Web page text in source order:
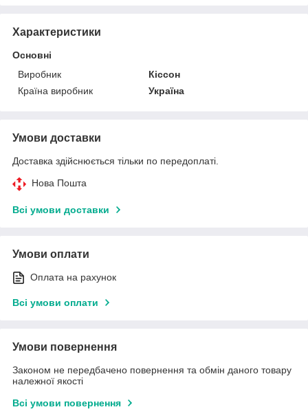
Характеристики
Основні
Виробник
Кіссон
Країна виробник
Україна
Умови доставки
Доставка здійснюється тільки по передоплаті.
Нова Пошта
Всі умови доставки
Умови оплати
Оплата на рахунок
Всі умови оплати
Умови повернення
Законом не передбачено повернення та обмін даного товару
належної якості
Всі умови повернення